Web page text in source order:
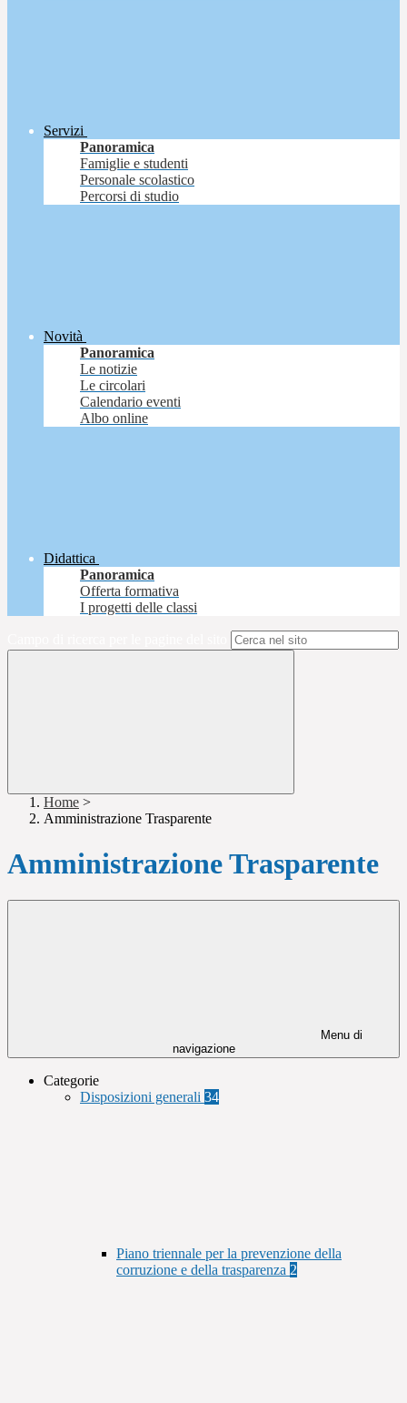
Servizi
Panoramica
Famiglie e studenti
Personale scolastico
Percorsi di studio
Novità
Panoramica
Le notizie
Le circolari
Calendario eventi
Albo online
Didattica
Panoramica
Offerta formativa
I progetti delle classi
Home >
Amministrazione Trasparente
Amministrazione Trasparente
Menu di
navigazione
Categorie
Disposizioni generali 34
Piano triennale per la prevenzione della
corruzione e della trasparenza 2